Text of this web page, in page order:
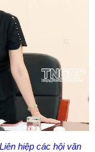
hiệp các hội văn